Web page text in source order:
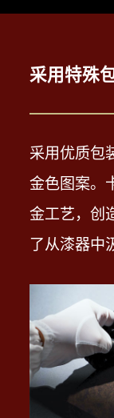
往世界各
采用特殊
采用优质包
金色图案。
金工艺，创
了从漆器中